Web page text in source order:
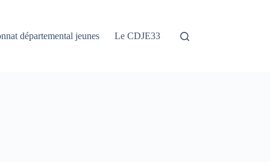
départemental jeunes Le CDJE33